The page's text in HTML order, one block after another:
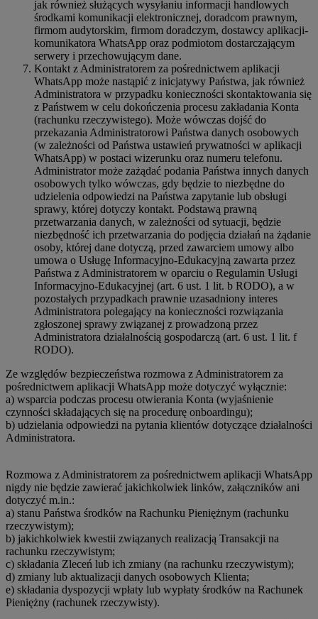
jak również służących wysyłaniu informacji handlowych
środkami komunikacji elektronicznej, doradcom prawnym,
firmom audytorskim, firmom doradczym, dostawcy aplikacji-
komunikatora WhatsApp oraz podmiotom dostarczającym
serwery i przechowującym dane.
Kontakt z Administratorem za pośrednictwem aplikacji
WhatsApp może nastąpić z inicjatywy Państwa, jak również
Administratora w przypadku konieczności skontaktowania się
z Państwem w celu dokończenia procesu zakładania Konta
(rachunku rzeczywistego). Może wówczas dojść do
przekazania Administratorowi Państwa danych osobowych
(w zależności od Państwa ustawień prywatności w aplikacji
WhatsApp) w postaci wizerunku oraz numeru telefonu.
Administrator może zażądać podania Państwa innych danych
osobowych tylko wówczas, gdy będzie to niezbędne do
udzielenia odpowiedzi na Państwa zapytanie lub obsługi
sprawy, której dotyczy kontakt. Podstawą prawną
przetwarzania danych, w zależności od sytuacji, będzie
niezbędność ich przetwarzania do podjęcia działań na żądanie
osoby, której dane dotyczą, przed zawarciem umowy albo
umowa o Usługę Informacyjno-Edukacyjną zawarta przez
Państwa z Administratorem w oparciu o Regulamin Usługi
Informacyjno-Edukacyjnej (art. 6 ust. 1 lit. b RODO), a w
pozostałych przypadkach prawnie uzasadniony interes
Administratora polegający na konieczności rozwiązania
zgłoszonej sprawy związanej z prowadzoną przez
Administratora działalnością gospodarczą (art. 6 ust. 1 lit. f
RODO).
Ze względów bezpieczeństwa rozmowa z Administratorem za
pośrednictwem aplikacji WhatsApp może dotyczyć wyłącznie:
a) wsparcia podczas procesu otwierania Konta (wyjaśnienie
czynności składających się na procedurę onboardingu);
b) udzielania odpowiedzi na pytania klientów dotyczące działalności
Administratora.
Rozmowa z Administratorem za pośrednictwem aplikacji WhatsApp
nigdy nie będzie zawierać jakichkolwiek linków, załączników ani
dotyczyć m.in.:
a) stanu Państwa środków na Rachunku Pieniężnym (rachunku
rzeczywistym);
b) jakichkolwiek kwestii związanych realizacją Transakcji na
rachunku rzeczywistym;
c) składania Zleceń lub ich zmiany (na rachunku rzeczywistym);
d) zmiany lub aktualizacji danych osobowych Klienta;
e) składania dyspozycji wpłaty lub wypłaty środków na Rachunek
Pieniężny (rachunek rzeczywisty).